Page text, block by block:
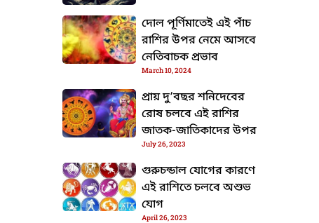
দোল পূর্ণিমাতেই এই পাঁচ
রাশির উপর নেমে আসবে
নেতিবাচক প্রভাব
March 10, 2024
প্রায় দু’বছর শনিদেবের
রোষ চলবে এই রাশির
জাতক-জাতিকাদের উপর
July 26, 2023
গুরুচন্ডাল যোগের কারণে
এই রাশিতে চলবে অশুভ
যোগ
April 26, 2023